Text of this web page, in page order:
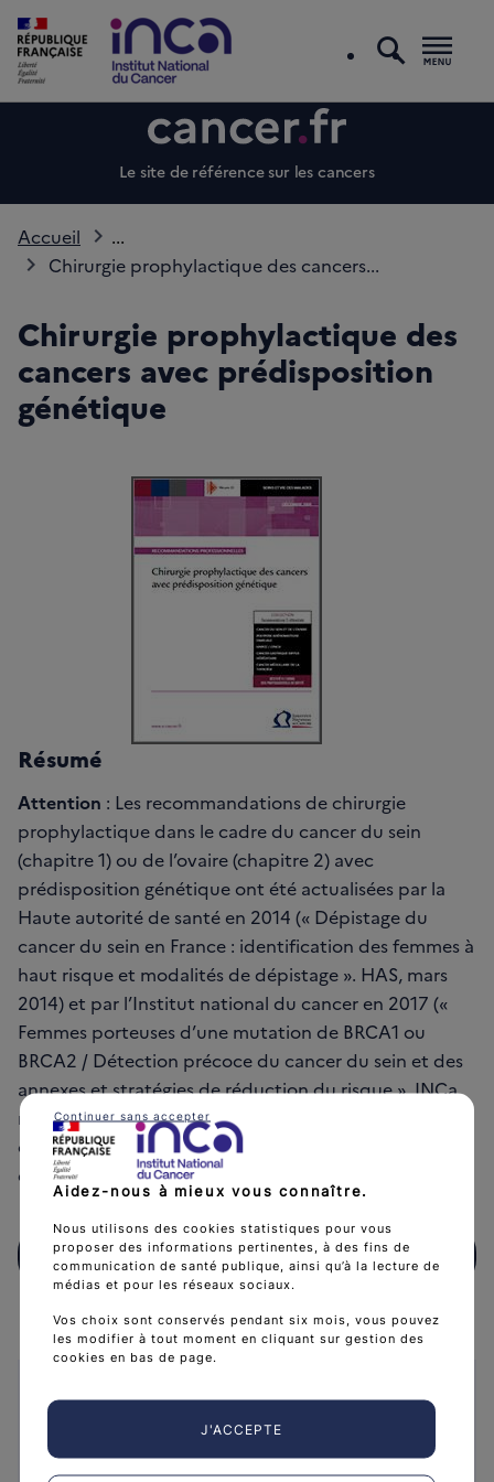
Le site de référence sur les cancers
Accueil
...
Chirurgie prophylactique des cancers...
Chirurgie prophylactique des
cancers avec prédisposition
génétique
Résumé
Attention : Les recommandations de chirurgie
prophylactique dans le cadre du cancer du sein
(chapitre 1) ou de l’ovaire (chapitre 2) avec
prédisposition génétique ont été actualisées par la
Haute autorité de santé en 2014 (« Dépistage du
cancer du sein en France : identification des femmes à
haut risque et modalités de dépistage ». HAS, mars
2014) et par l’Institut national du cancer en 2017 («
Femmes porteuses d’une mutation de BRCA1 ou
BRCA2 / Détection précoce du cancer du sein et des
annexes et stratégies de réduction du risque ». INCa,
mai 2017). Les chapitres suivants consacrés aux autres
cancers avec prédisposition génétique restent
d’actualité.
Télécharger(3 MB)
Télécharger Chirurgie prophylactique des cancers avec
Recommandations et référentiels
Public :Professionnels de santé
Aidez-nous à mieux vous connaître.
Nous utilisons des cookies statistiques pour vous
proposer des informations pertinentes, à des fins de
communication de santé publique, ainsi qu’à la lecture de
médias et pour les réseaux sociaux.
Vos choix sont conservés pendant six mois, vous pouvez
les modifier à tout moment en cliquant sur gestion des
cookies en bas de page.
J'ACCEPTE
Continuer sans accepter